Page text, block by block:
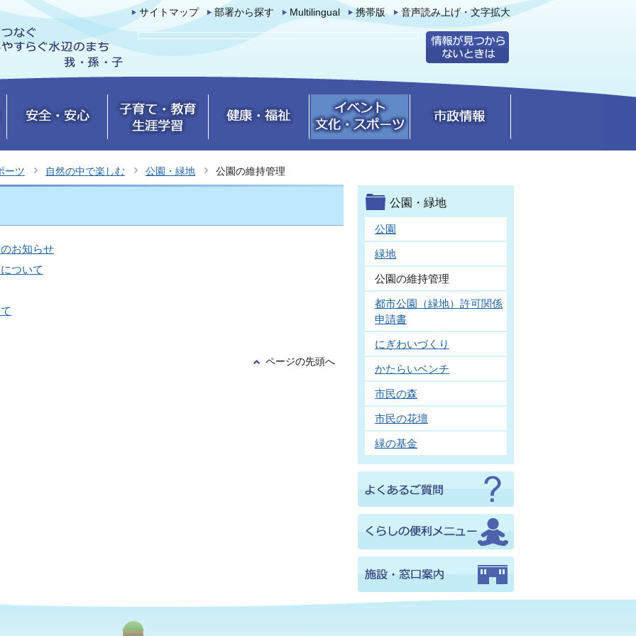
サイトマップ 部署から探す Multilingual 携帯版 音声読み上げ・文字拡大
ーツ 自然の中で楽しむ 公園・緑地 公園の維持管理
お知らせ
ついて
ページの先頭へ
公園・緑地
公園
緑地
公園の維持管理
都市公園（緑地）許可関係
申請書
にぎわいづくり
かたらいベンチ
市民の森
市民の花壇
緑の基金